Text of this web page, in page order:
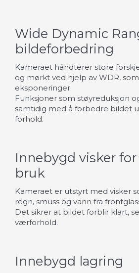
Wide Dynamic
bildeforbedring
Kameraet håndterer store
og mørkt ved hjelp av WDR,
eksponeringer.
Funksjoner som støyreduksjon
samtidig med å forbedre bildet
forhold.
Innebygd visker
bruk
Kameraet er utstyrt med visker
regn, smuss og vann fra
Det sikrer at bildet forblir klart,
værforhold.
Innebygd lagring